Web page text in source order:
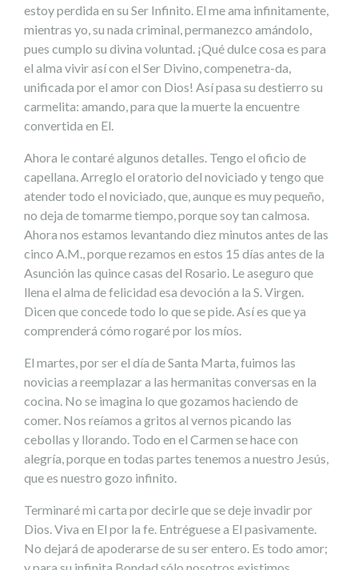
estoy perdida en su Ser Infinito. El me ama infinitamente,
mientras yo, su nada criminal, permanezco amándolo,
pues cumplo su divina voluntad. ¡Qué dulce cosa es para
el alma vivir así con el Ser Divino, compenetra-da,
unificada por el amor con Dios! Así pasa su destierro su
carmelita: amando, para que la muerte la encuentre
convertida en El.
Ahora le contaré algunos detalles. Tengo el oficio de
capellana. Arreglo el oratorio del noviciado y tengo que
atender todo el noviciado, que, aunque es muy pequeño,
no deja de tomarme tiempo, porque soy tan calmosa.
Ahora nos estamos levantando diez minutos antes de las
cinco A.M., porque rezamos en estos 15 días antes de la
Asunción las quince casas del Rosario. Le aseguro que
llena el alma de felicidad esa devoción a la S. Virgen.
Dicen que concede todo lo que se pide. Así es que ya
comprenderá cómo rogaré por los míos.
El martes, por ser el día de Santa Marta, fuimos las
novicias a reemplazar a las hermanitas conversas en la
cocina. No se imagina lo que gozamos haciendo de
comer. Nos reíamos a gritos al vernos picando las
cebollas y llorando. Todo en el Carmen se hace con
alegría, porque en todas partes tenemos a nuestro Jesús,
que es nuestro gozo infinito.
Terminaré mi carta por decirle que se deje invadir por
Dios. Viva en El por la fe. Entréguese a El pasivamente.
No dejará de apoderarse de su ser entero. Es todo amor;